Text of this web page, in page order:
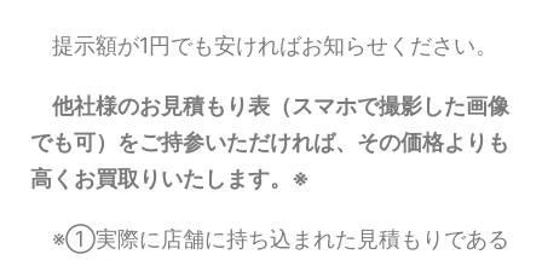
提示額が1円でも安ければお知らせください。
他社様のお見積もり表（スマホで撮影した画像
でも可）をご持参いただければ、その価格よりも
高くお買取りいたします。※
※①実際に店舗に持ち込まれた見積もりである